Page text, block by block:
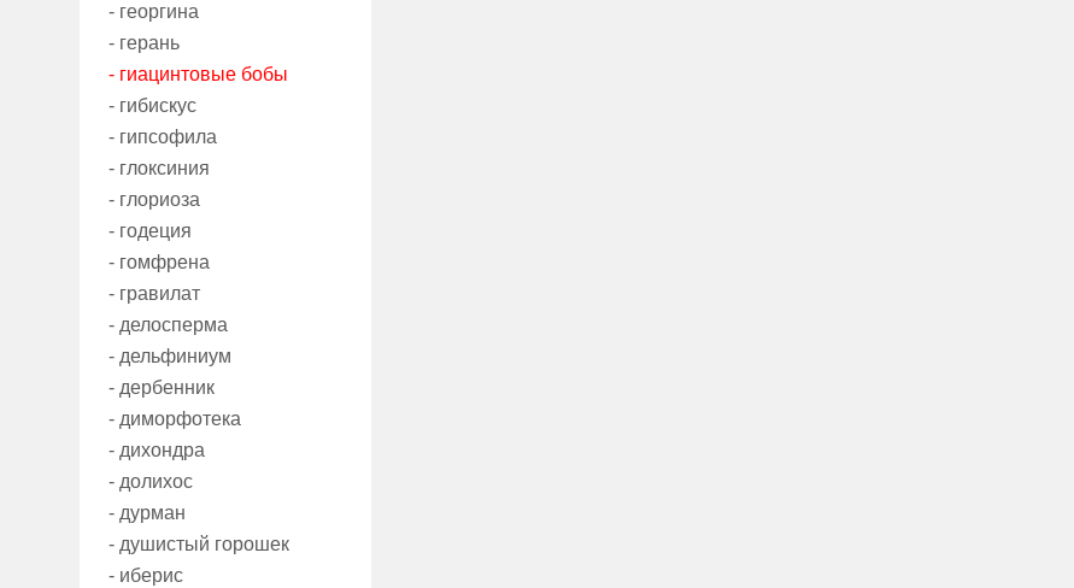
- георгина
- герань
- гиацинтовые бобы
- гибискус
- гипсофила
- глоксиния
- глориоза
- годеция
- гомфрена
- гравилат
- делосперма
- дельфиниум
- дербенник
- диморфотека
- дихондра
- долихос
- дурман
- душистый горошек
- иберис